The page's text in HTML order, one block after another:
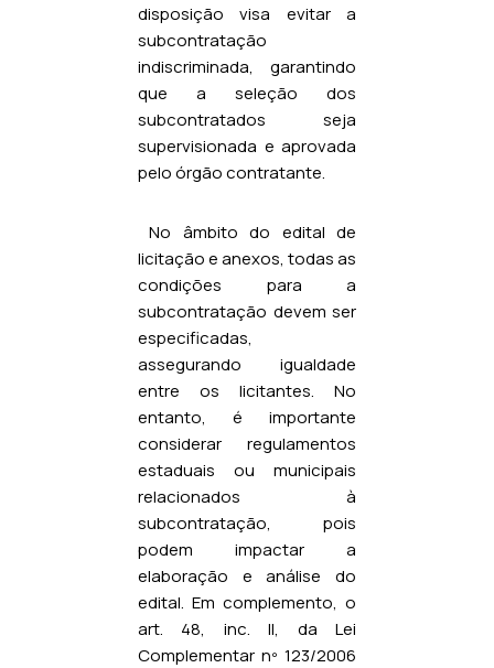
disposição visa evitar a
subcontratação
indiscriminada, garantindo
que a seleção dos
subcontratados seja
supervisionada e aprovada
pelo órgão contratante.
No âmbito do edital de
licitação e anexos, todas as
condições para a
subcontratação devem ser
especificadas,
assegurando igualdade
entre os licitantes. No
entanto, é importante
considerar regulamentos
estaduais ou municipais
relacionados à
subcontratação, pois
podem impactar a
elaboração e análise do
edital. Em complemento, o
art. 48, inc. II, da Lei
Complementar nº 123/2006